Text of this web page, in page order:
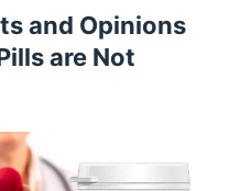
and Opinions
are Not